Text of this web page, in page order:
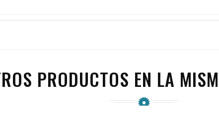
PRODUCTOS EN LA